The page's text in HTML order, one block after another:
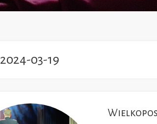
2024-03-19